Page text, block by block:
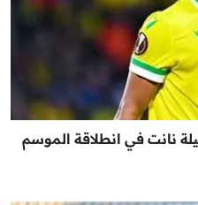
نانت في انطلاقة الموسم